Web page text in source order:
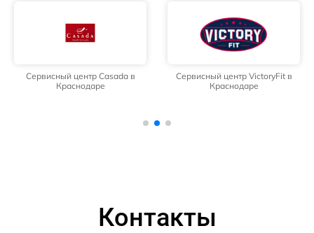
Сервисный центр Casada в
Краснодаре
Сервисный центр VictoryFit в
Краснодаре
Контакты